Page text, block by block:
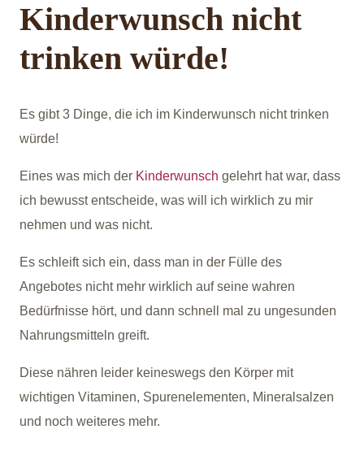
Kinderwunsch nicht
trinken würde!
Es gibt 3 Dinge, die ich im Kinderwunsch nicht trinken
würde!
Eines was mich der Kinderwunsch gelehrt hat war, dass
ich bewusst entscheide, was will ich wirklich zu mir
nehmen und was nicht.
Es schleift sich ein, dass man in der Fülle des
Angebotes nicht mehr wirklich auf seine wahren
Bedürfnisse hört, und dann schnell mal zu ungesunden
Nahrungsmitteln greift.
Diese nähren leider keineswegs den Körper mit
wichtigen Vitaminen, Spurenelementen, Mineralsalzen
und noch weiteres mehr.